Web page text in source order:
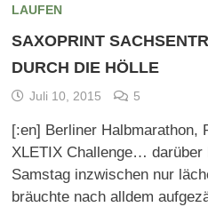
LAUFEN
SAXOPRINT
DURCH DIE HÖLLE
Juli 10, 2015 5
[:en] Berliner Halbmarathon,
XLETIX Challenge… darüber
Samstag inzwischen nur
bräuchte nach alldem